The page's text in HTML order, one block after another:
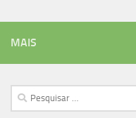
MAIS
Pesquisar
por: